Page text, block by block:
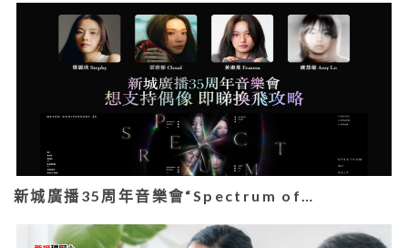
新城廣播35周年音樂會“Spectrum of…